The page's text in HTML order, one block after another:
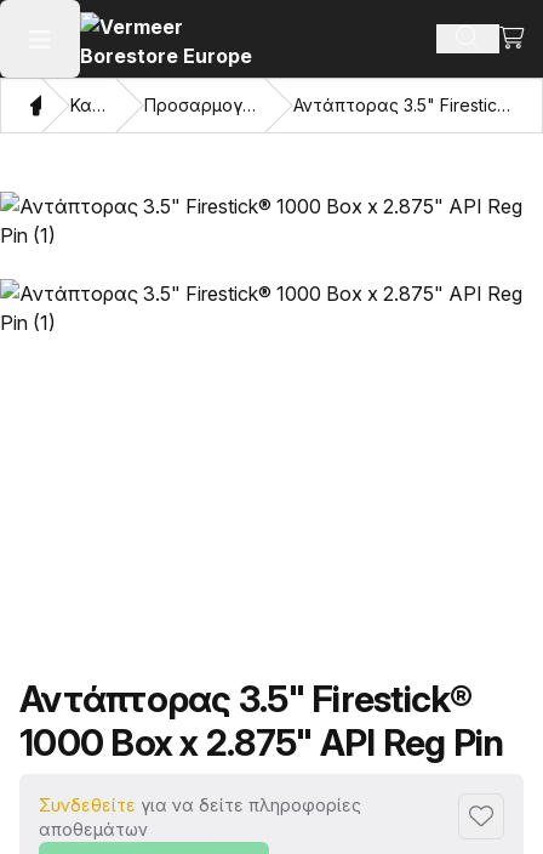
Άνοιγμα κύριου μενού
ΣπίτιΚατάλογος Προσαρμογείς και μάτια έλξης Αντάπτορας 3.5" Firestick® 1000 Box x 2.875" API Reg Pin
Όνομα προϊόντος
Αντάπτορας 3.5" Firestick®
1000 Box x 2.875" API Reg Pin
Συνδεθείτε για να δείτε πληροφορίες
αποθεμάτων